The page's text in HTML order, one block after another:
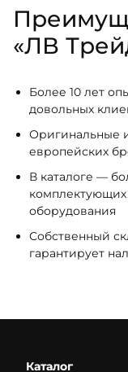
«ЛВ
Более 10 лет
довольных
Оригинальные
европейских
В каталоге —
оборудования
Собственный
гарантирует
Каталог